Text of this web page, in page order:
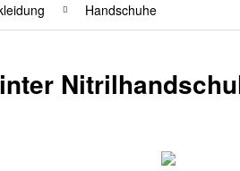
Handschuhe